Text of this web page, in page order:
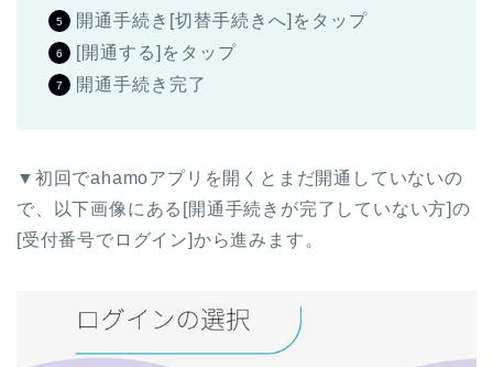
開通手続き[切替手続きへ]をタップ
[開通する]をタップ
開通手続き完了
▼初回でahamoアプリを開くとまだ開通していないの
で、以下画像にある[開通手続きが完了していない方]の
[受付番号でログイン]から進みます。